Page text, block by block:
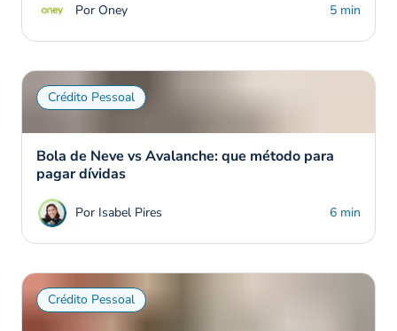
Por Oney 5 min
Crédito Pessoal
Bola de Neve vs Avalanche: que método para
pagar dívidas
Por Isabel Pires 6 min
Crédito Pessoal